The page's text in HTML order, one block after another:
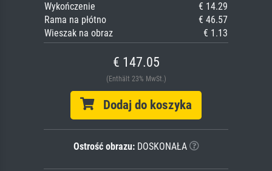
Wykończenie
€ 14.29
Rama na płótno
€ 46.57
Wieszak na obraz
€ 1.13
€ 147.05
(Enthält 23% MwSt.)
Dodaj do koszyka
Ostrość obrazu:DOSKONAŁA